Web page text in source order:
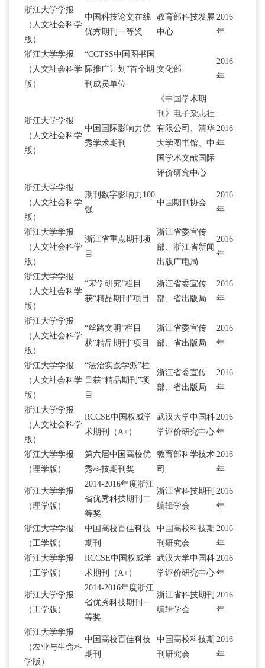
浙江大学学报
（人文社会科学
版）
中国科技论文在线
优秀期刊一等奖
教育部科技发展
中心
2016
年
浙江大学学报
（人文社会科学
版）
“CCTSS中国图书国
际推广计划”首个期
刊成员单位
文化部
2016
年
浙江大学学报
（人文社会科学
版）
中国国际影响力优
秀学术期刊
《中国学术期
刊》电子杂志社
有限公司、清华
大学图书馆、中
国学术文献国际
评价研究中心
2016
年
浙江大学学报
（人文社会科学
版）
期刊数字影响力100
强
中国期刊协会
2016
年
浙江大学学报
（人文社会科学
版）
浙江省重点期刊项
目
浙江省委宣传
部、浙江省新闻
出版广电局
2016
年
浙江大学学报
（人文社会科学
版）
“宋学研究”栏目
获“精品期刊”项目
浙江省委宣传
部、省出版局
2016
年
浙江大学学报
（人文社会科学
版）
“丝路文明”栏目
获“精品期刊”项目
浙江省委宣传
部、省出版局
2016
年
浙江大学学报
（人文社会科学
版）
“法治实践学派”栏
目获“精品期刊”项
目
浙江省委宣传
部、省出版局
2016
年
浙江大学学报
（人文社会科学
版）
RCCSE中国权威学
术期刊（A+）
武汉大学中国科
学评价研究中心
2016
年
浙江大学学报
（理学版）
第六届中国高校优
秀科技期刊奖
教育部科学技术
司
2016
年
浙江大学学报
（理学版）
2014-2016年度浙江
省优秀科技期刊二
等奖
浙江省科技期刊
编辑学会
2016
年
浙江大学学报
（工学版）
中国高校百佳科技
期刊
中国高校科技期
刊研究会
2016
年
浙江大学学报
（工学版）
RCCSE中国权威学
术期刊（A+）
武汉大学中国科
学评价研究中心
2016
年
浙江大学学报
（工学版）
2014-2016年度浙江
省优秀科技期刊一
等奖
浙江省科技期刊
编辑学会
2016
年
浙江大学学报
（农业与生命科
学版）
中国高校百佳科技
期刊
中国高校科技期
刊研究会
2016
年